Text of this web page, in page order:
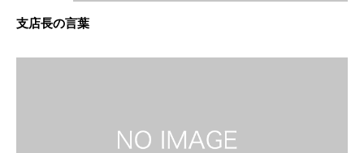
支店長の言葉